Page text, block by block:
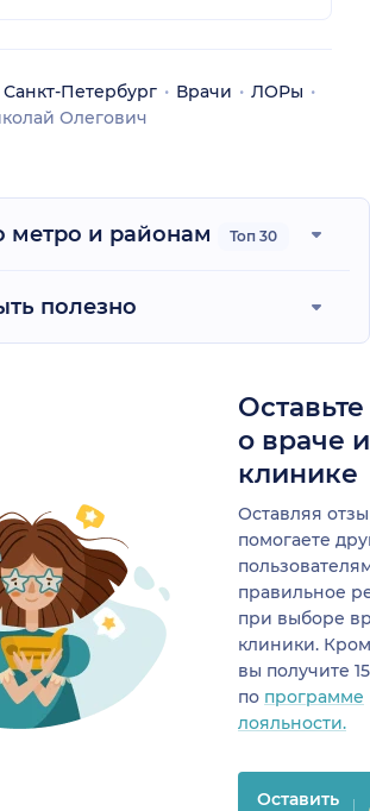
Санкт-Петербург Врачи
ЛОРы
Олегович
метро и районам Топ 30
полезно
о враче
клинике
Оставляя
помогаете
правильное
при выборе
клиники.
вы получите
по программе
лояльности.
Оставить